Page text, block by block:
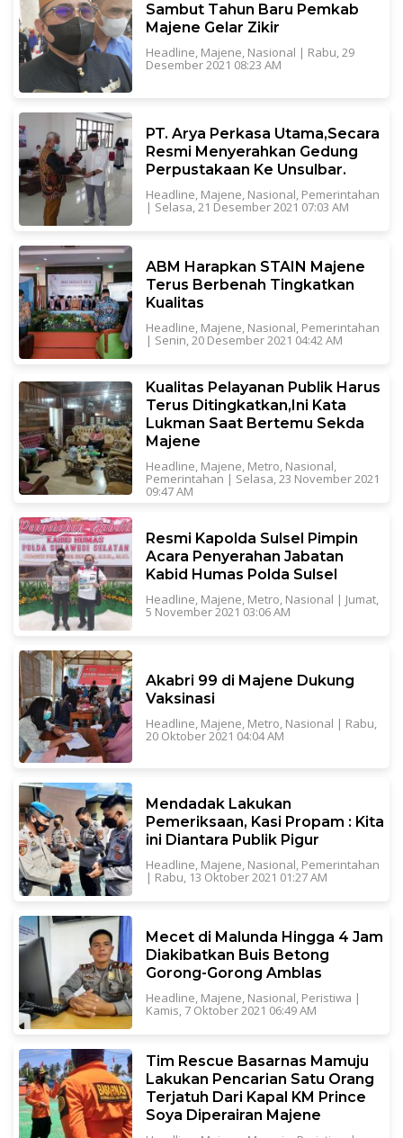
Sambut Tahun Baru Pemkab
Majene Gelar Zikir
Headline, Majene, Nasional | Rabu, 29
Desember 2021 08:23 AM
PT. Arya Perkasa Utama,Secara
Resmi Menyerahkan Gedung
Perpustakaan Ke Unsulbar.
Headline, Majene, Nasional, Pemerintahan
| Selasa, 21 Desember 2021 07:03 AM
ABM Harapkan STAIN Majene
Terus Berbenah Tingkatkan
Kualitas
Headline, Majene, Nasional, Pemerintahan
| Senin, 20 Desember 2021 04:42 AM
Kualitas Pelayanan Publik Harus
Terus Ditingkatkan,Ini Kata
Lukman Saat Bertemu Sekda
Majene
Headline, Majene, Metro, Nasional,
Pemerintahan | Selasa, 23 November 2021
09:47 AM
Resmi Kapolda Sulsel Pimpin
Acara Penyerahan Jabatan
Kabid Humas Polda Sulsel
Headline, Majene, Metro, Nasional | Jumat,
5 November 2021 03:06 AM
Akabri 99 di Majene Dukung
Vaksinasi
Headline Majene Metro Nasional | Rabu,
20 Oktober 2021 04:04 AM
Mendadak Lakukan
Pemeriksaan, Kasi Propam : Kita
ini Diantara Publik Pigur
Headline, Majene, Nasional, Pemerintahan
| Rabu, 13 Oktober 2021 01:27 AM
Mecet di Malunda Hingga 4 Jam
Diakibatkan Buis Betong
Gorong-Gorong Amblas
Headline, Majene, Nasional, Peristiwa |
Kamis, 7 Oktober 2021 06:49 AM
Tim Rescue Basarnas Mamuju
Lakukan Pencarian Satu Orang
Terjatuh Dari Kapal KM Prince
Soya Diperairan Majene